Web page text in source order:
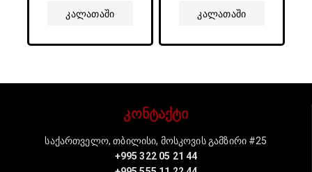
Კალათაში
Კალათაში
კონტაქტი
საქართველო, თბილისი, მოსკოვის გამზირი #25
+995 322 05 21 44